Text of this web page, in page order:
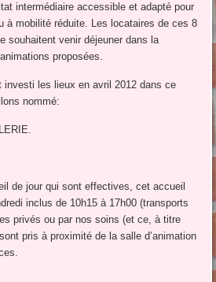
intermédiaire accessible et adapté pour
à mobilité réduite. Les locataires de ces 8
souhaitent venir déjeuner dans la
proposées.
investi les lieux en avril 2012 dans ce
nommé:
de jour qui sont effectives, cet accueil
inclus de 10h15 à 17h00 (transports
privés ou par nos soins (et ce, à titre
pris à proximité de la salle d’animation